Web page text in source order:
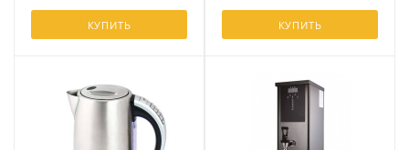
КУПИТЬ КУПИТЬ